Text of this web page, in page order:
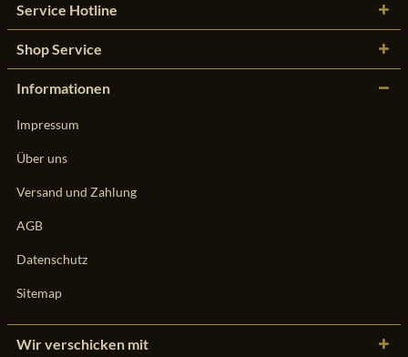
Service Hotline
Shop Service
Informationen
Impressum
Über uns
Versand und Zahlung
AGB
Datenschutz
Sitemap
Wir verschicken mit